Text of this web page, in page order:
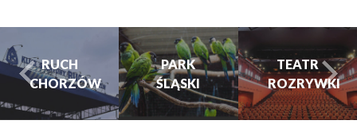
RUCH
CHORZÓW
PARK
ŚLĄSKI
TEATR
ROZRYWKI
turysta.Previous